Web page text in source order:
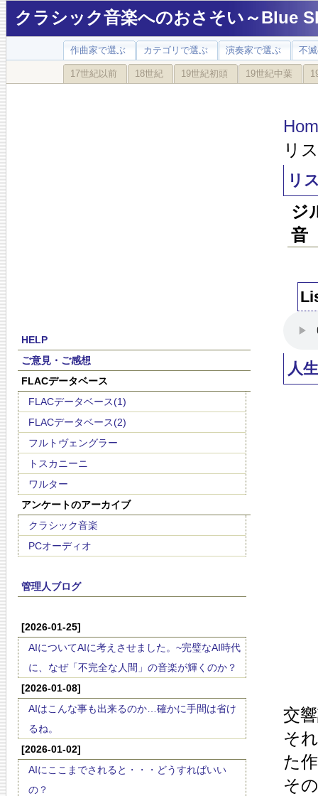
クラシック音楽へのおさそい～Blue
作曲家で選ぶ カテゴリで選ぶ 演奏家で選ぶ 不
17世紀以前 18世紀 19世紀初頭 19世紀中葉
HELP
ご意見・ご感想
FLACデータベース
FLACデータベース(1)
FLACデータベース(2)
フルトヴェングラー
トスカニーニ
ワルター
アンケートのアーカイブ
クラシック音楽
PCオーディオ
管理人ブログ
[2026-01-25]
AIについてAIに考えさせました。~完璧なAI時代
に、なぜ「不完全な人間」の音楽が輝くのか？
[2026-01-08]
AIはこんな事も出来るのか…確かに手間は省け
るね。
[2026-01-02]
AIにここまでされると・・・どうすればいい
の？
リ
リ
ジ
音
人
交
そ
た
そ